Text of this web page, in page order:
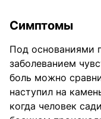
Симптомы
Под основаниями
заболеванием
боль можно
наступил на
когда человек